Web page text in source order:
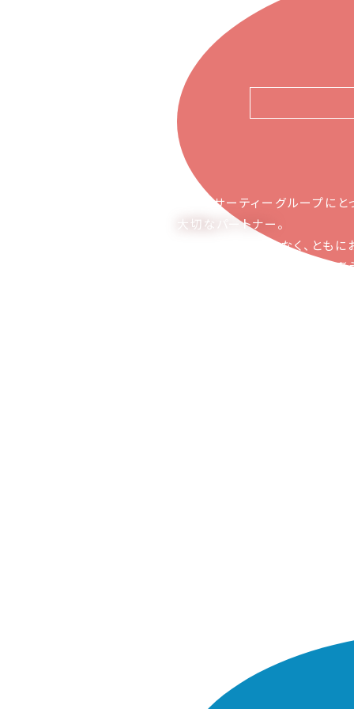
ピアーサーティーグループにと
大切なパートナー。
お取引の関係ではなく、とも
かち合える関係でありたいと考